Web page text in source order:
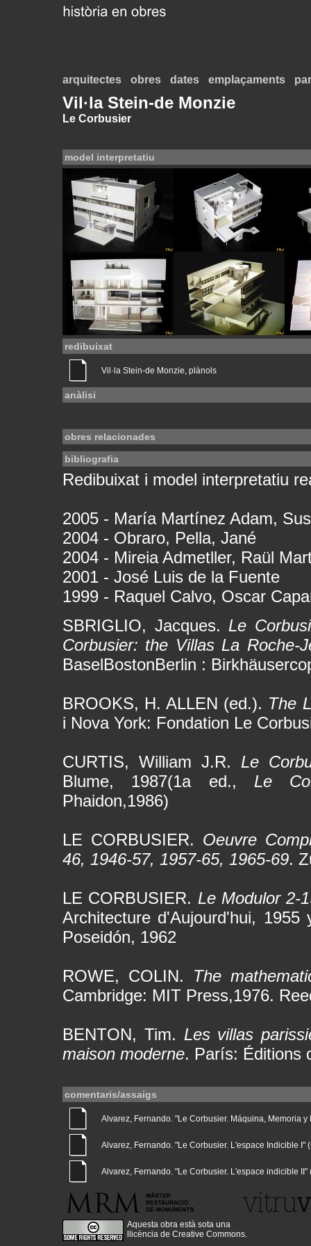
arquitectes obres dates emplaçaments
Vil·la Stein-de Monzie
Le Corbusier
model interpretatiu
redibuixat
Vil·la Stein-de Monzie, plànols
anàlisi
obres relacionades
bibliografia
Redibuixat i model interpretatiu
2005 - María Martínez Adam,
2004 - Obraro, Pella, Jané
2004 - Mireia Admetller, Raül
2001 - José Luis de la Fuente
1999 - Raquel Calvo, Oscar
SBRIGLIO, Jacques. Le
Corbusier: the Villas La Roche-
BaselBostonBerlin :
BROOKS, H. ALLEN (ed.). The
i Nova York: Fondation Le
CURTIS, William J.R. Le
Blume, 1987(1a ed., Le
Phaidon,1986)
LE CORBUSIER. Oeuvre
46, 1946-57, 1957-65, 1965-69.
LE CORBUSIER. Le Modulor 2-
Architecture d'Aujourd'hui,
Poseidón, 1962
ROWE, COLIN. The
Cambridge: MIT Press,1976.
BENTON, Tim. Les villas
maison moderne. París: Éditions
comentaris/assaigs
Alvarez, Fernando. "Le Corbusier. Máquina, Memoria
Alvarez, Fernando. "Le Corbusier. L'espace Indicible
Alvarez, Fernando. "Le Corbusier. L'espace indicible
Aquesta obra està sota una
llicència de Creative Commons.